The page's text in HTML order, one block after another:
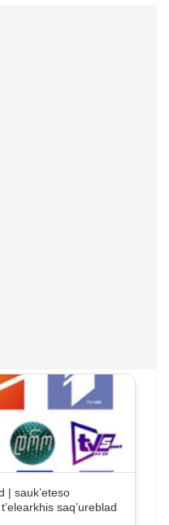
| sauk’eteso
saq’ureblad